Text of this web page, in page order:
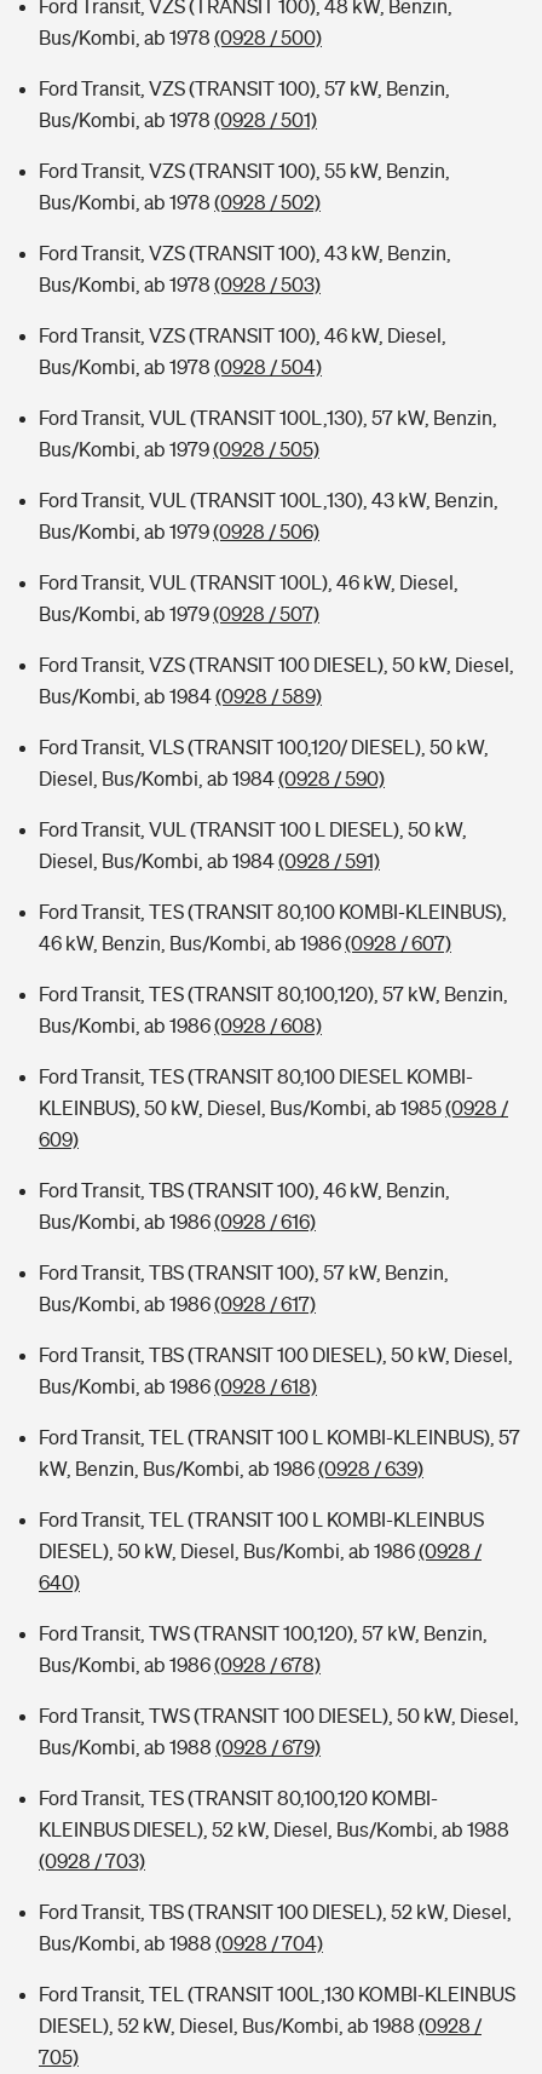
Ford Transit, VZS (TRANSIT 100), 48 kW, Benzin,
Bus/Kombi, ab 1978 (0928 / 500)
Ford Transit, VZS (TRANSIT 100), 57 kW, Benzin,
Bus/Kombi, ab 1978 (0928 / 501)
Ford Transit, VZS (TRANSIT 100), 55 kW, Benzin,
Bus/Kombi, ab 1978 (0928 / 502)
Ford Transit, VZS (TRANSIT 100), 43 kW, Benzin,
Bus/Kombi, ab 1978 (0928 / 503)
Ford Transit, VZS (TRANSIT 100), 46 kW, Diesel,
Bus/Kombi, ab 1978 (0928 / 504)
Ford Transit, VUL (TRANSIT 100L,130), 57 kW, Benzin,
Bus/Kombi, ab 1979(0928 / 505)
Ford Transit, VUL (TRANSIT 100L,130), 43 kW, Benzin,
Bus/Kombi, ab 1979(0928 / 506)
Ford Transit, VUL (TRANSIT 100L), 46 kW, Diesel,
Bus/Kombi, ab 1979(0928 / 507)
Ford Transit, VZS (TRANSIT 100 DIESEL), 50 kW, Diesel,
Bus/Kombi, ab 1984(0928 / 589)
Ford Transit, VLS (TRANSIT 100,120/ DIESEL), 50 kW,
Diesel, Bus/Kombi, ab 1984(0928 / 590)
Ford Transit, VUL (TRANSIT 100 L DIESEL), 50 kW,
Diesel, Bus/Kombi, ab 1984(0928 / 591)
Ford Transit, TES (TRANSIT 80,100 KOMBI-KLEINBUS),
46 kW, Benzin, Bus/Kombi, ab 1986(0928 / 607)
Ford Transit, TES (TRANSIT 80,100,120), 57 kW, Benzin,
Bus/Kombi, ab 1986(0928 / 608)
Ford Transit, TES (TRANSIT 80,100 DIESEL KOMBI-
KLEINBUS), 50 kW, Diesel, Bus/Kombi, ab 1985(0928 /
609)
Ford Transit, TBS (TRANSIT 100), 46 kW, Benzin,
Bus/Kombi, ab 1986(0928 / 616)
Ford Transit, TBS (TRANSIT 100), 57 kW, Benzin,
Bus/Kombi, ab 1986(0928 / 617)
Ford Transit, TBS (TRANSIT 100 DIESEL), 50 kW, Diesel,
Bus/Kombi, ab 1986(0928 / 618)
Ford Transit, TEL (TRANSIT 100 L KOMBI-KLEINBUS), 57
kW, Benzin, Bus/Kombi, ab 1986(0928 / 639)
Ford Transit, TEL (TRANSIT 100 L KOMBI-KLEINBUS
DIESEL), 50 kW, Diesel, Bus/Kombi, ab 1986(0928 /
640)
Ford Transit, TWS (TRANSIT 100,120), 57 kW, Benzin,
Bus/Kombi, ab 1986(0928 / 678)
Ford Transit, TWS (TRANSIT 100 DIESEL), 50 kW, Diesel,
Bus/Kombi, ab 1988 (0928 / 679)
Ford Transit, TES (TRANSIT 80,100,120 KOMBI-
KLEINBUS DIESEL), 52 kW, Diesel, Bus/Kombi, ab 1988
(0928 / 703)
Ford Transit, TBS (TRANSIT 100 DIESEL), 52 kW, Diesel,
Bus/Kombi, ab 1988 (0928 / 704)
Ford Transit, TEL (TRANSIT 100L,130 KOMBI-KLEINBUS
DIESEL), 52 kW, Diesel, Bus/Kombi, ab 1988 (0928 /
705)